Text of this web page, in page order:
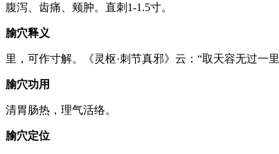
腹泻、齿痛、颊肿。直刺1-1.5寸。
腧穴释义
里，可作寸解。《灵枢·刺节真邪》云：“取天容无过一
腧穴功用
清胃肠热，理气活络。
腧穴定位